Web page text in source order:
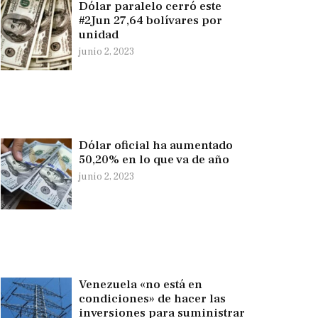
Dólar paralelo cerró este
#2Jun 27,64 bolívares por
unidad
junio 2, 2023
Dólar oficial ha aumentado
50,20% en lo que va de año
junio 2, 2023
Venezuela «no está en
condiciones» de hacer las
inversiones para suministrar